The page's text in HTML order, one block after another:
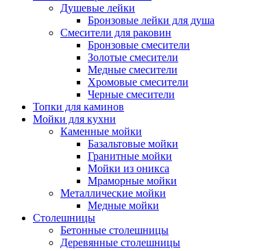
Душевые лейки
Бронзовые лейки для душа
Смесители для раковин
Бронзовые смесители
Золотые смесители
Медные смесители
Хромовые смесители
Черные смесители
Топки для каминов
Мойки для кухни
Каменные мойки
Базальтовые мойки
Гранитные мойки
Мойки из оникса
Мраморные мойки
Металлические мойки
Медные мойки
Столешницы
Бетонные столешницы
Деревянные столешницы